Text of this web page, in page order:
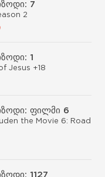
7
2
1
Jesus +18
ფილმი 6
the Movie 6: Road
1127